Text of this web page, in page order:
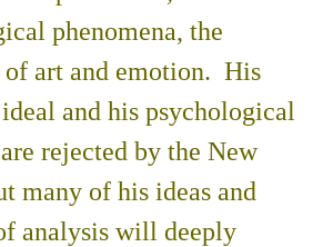
phenomena, the
of art and emotion. His
and his psychological
rejected by the New
many of his ideas and
analysis will deeply